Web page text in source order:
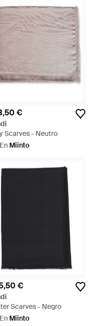
€
Scarves - Neutro
En Miinto
€
Scarves - Negro
En Miinto